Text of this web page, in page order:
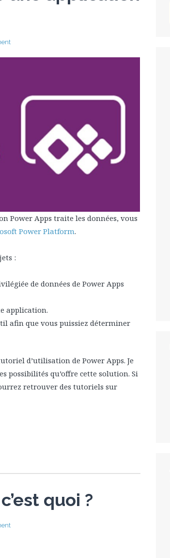
Power Apps traite les données, vous
Power Platform.
:
de données de Power Apps
application.
afin que vous puissiez déterminer
d’utilisation de Power Apps. Je
possibilités qu’offre cette solution. Si
retrouver des tutoriels sur
quoi ?